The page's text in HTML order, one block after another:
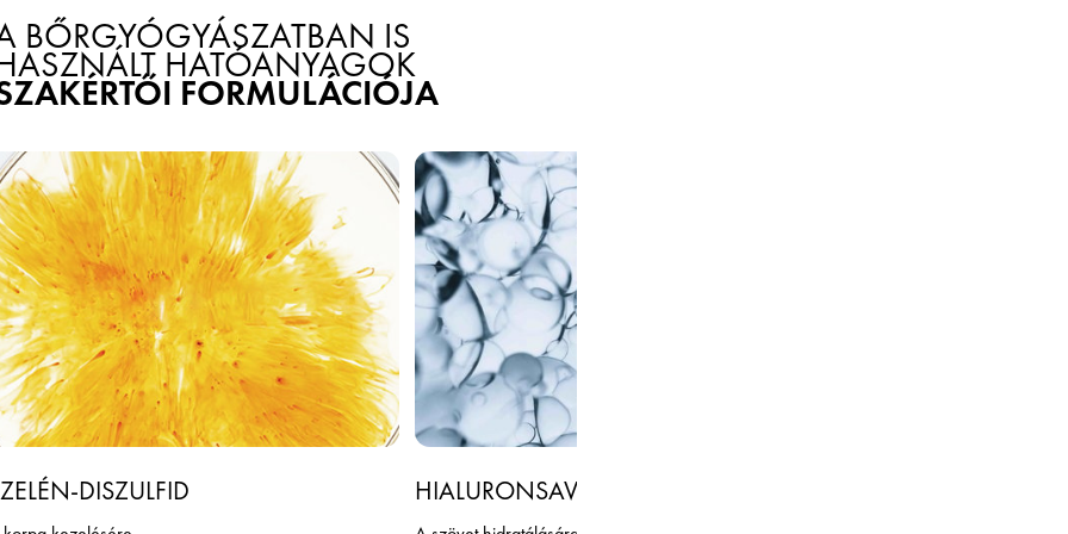
BŐRGYÓGYÁSZATBAN IS
HATÓANYAGOK
FORMULÁCIÓJA
DISZULFID HIALURONSAV